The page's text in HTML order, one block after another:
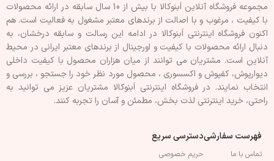
مجموعه فروشگاه آنلاین اَبنوکالا با بیش از 10 سال سابقه در ارائه محصولات
با کيفيت ، مرغوب و با اصالت از برندهای معتبر مشغول به فعاليت است. هم
اکنون فروشگاه اینترنتی اَبنوکالا در ادامه اين رسالت و سابقه درخشان، به
دنبال ارائه محصولات با کيفيت و اورجينال از برندهای معتبر ايرانی در محيط
آنلاين است. مشتريان می توانند از ميان هزاران محصول با کيفيت داخلی
دیوارپوش، کفپوش و اکسسوری ، محصول مورد نظر خود را جستجو ، بررسی و
انتخاب نمايند. در فروشگاه اینترنتی اَبنوکالا مشتريان عزیز می توانيد به
راحتی، خرید اینترنتی لذت بخش، مطمئن و آسان را تجربه کنند.
فهرست سفارشی
تماس با ما
دسترسی سریع
حریم خصوصی